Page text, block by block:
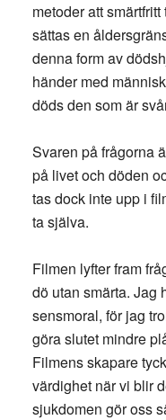
metoder att
sättas en
denna form av
händer med
döds den som är
Svaren på frågorna
på livet och döden
tas dock inte upp i
ta själva.
Filmen lyfter fram
dö utan smärta. Jag
sensmoral, för jag
göra slutet mindre
Filmens skapare
värdighet när vi blir
sjukdomen gör oss